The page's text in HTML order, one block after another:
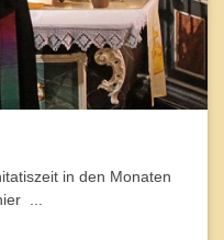
in den Monaten
...